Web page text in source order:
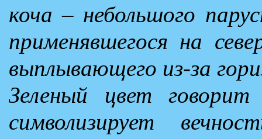
коча – небольшого
применявшегося на
выплывающего из-за
Зеленый цвет
символизирует